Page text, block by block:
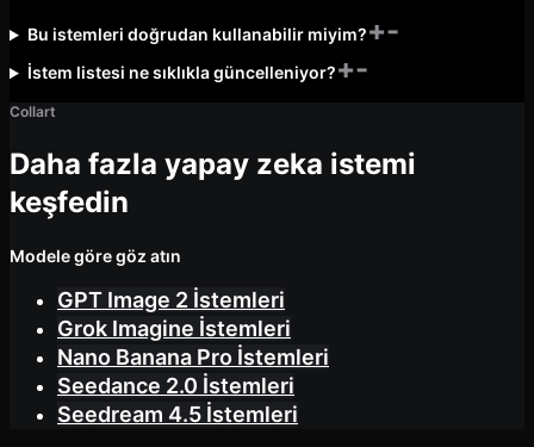
Bu istemleri doğrudan kullanabilir miyim?+-
İstem listesi ne sıklıkla güncelleniyor?+-
Collart
Daha fazla yapay zeka istemi
keşfedin
Modele göre göz atın
GPT Image 2 İstemleri
Grok Imagine İstemleri
Nano Banana Pro İstemleri
Seedance 2.0 İstemleri
Seedream 4.5 İstemleri